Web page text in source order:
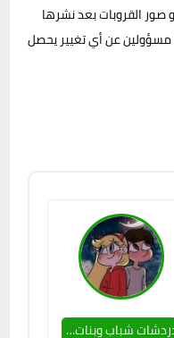
صور القروبات بعد نشرها
مسؤولين عن أي تغيير يحصل
دردشات شباب وبنات مصر😉📲